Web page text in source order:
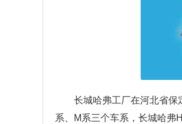
长城哈弗工厂在河北省
系、M系三个车系，长城哈弗